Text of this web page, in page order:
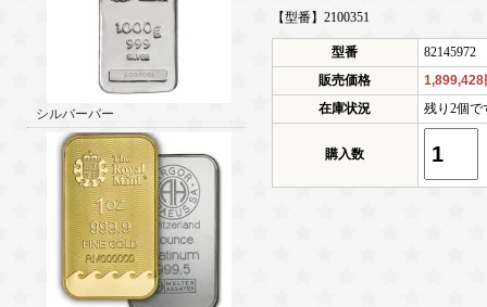
シルバーバー
【型番】2100351
型番
82145972
販売価格
1,899,428
在庫状況
残り2個で
購入数